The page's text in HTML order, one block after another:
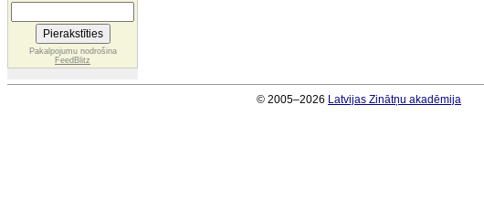
Pakalpojumu nodrošina
FeedBlitz
© 2005–2026 Latvijas Zinātņu akadēmija